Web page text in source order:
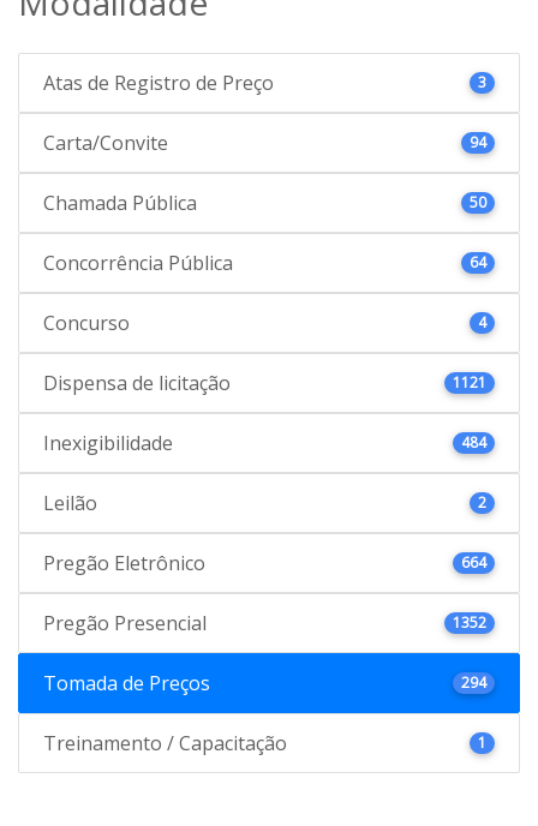
Atas de Registro de Preço 3
Carta/Convite 94
Chamada Pública 50
Concorrência Pública 64
Concurso 4
Dispensa de licitação 1121
Inexigibilidade 484
Leilão 2
Pregão Eletrônico 664
Pregão Presencial 1352
Tomada de Preços 294
Treinamento / Capacitação 1